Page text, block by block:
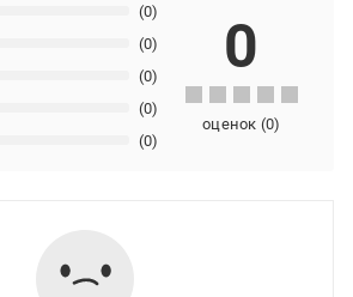
(0)
(0)
(0)
(0)
(0)
0
оценок (0)